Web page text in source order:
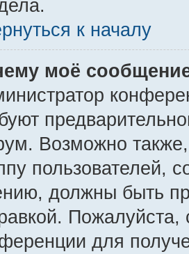
к началу
моё
Возможно
пользователей,
должны быть
для